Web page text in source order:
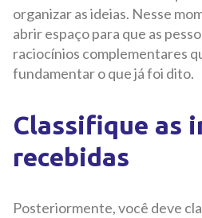
organizar as ideias. Nesse
abrir espaço para que as
raciocínios complementares
fundamentar o que já foi dito.
Classifique as
recebidas
Posteriormente, você deve